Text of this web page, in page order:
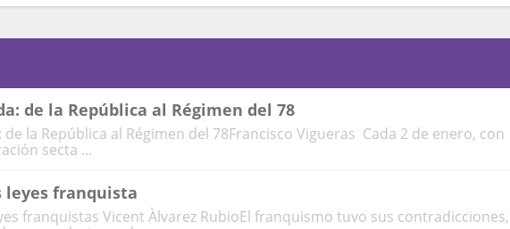
de la República al Régimen del 78
la República al Régimen del 78Francisco Vigueras Cada 2 de enero, con
secta ...
leyes franquista
franquistas Vicent Àlvarez RubioEl franquismo tuvo sus contradicciones,